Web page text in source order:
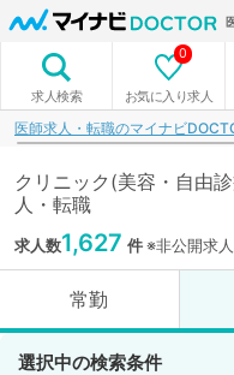
求人検索 お気に入り求人
0
医師求人・転職のマイナビ
クリニック(美容・自由
人・転職
求人数1,627 件※非公開求人
常勤
選択中の検索条件